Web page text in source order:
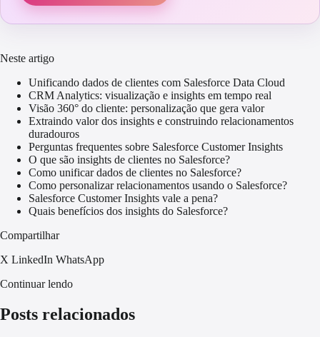
Neste artigo
Unificando dados de clientes com Salesforce Data Cloud
CRM Analytics: visualização e insights em tempo real
Visão 360° do cliente: personalização que gera valor
Extraindo valor dos insights e construindo relacionamentos
duradouros
Perguntas frequentes sobre Salesforce Customer Insights
O que são insights de clientes no Salesforce?
Como unificar dados de clientes no Salesforce?
Como personalizar relacionamentos usando o Salesforce?
Salesforce Customer Insights vale a pena?
Quais benefícios dos insights do Salesforce?
Compartilhar
X LinkedIn WhatsApp
Continuar lendo
Posts relacionados